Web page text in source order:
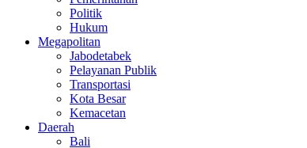
Politik
Hukum
Megapolitan
Jabodetabek
Pelayanan Publik
Transportasi
Kota Besar
Kemacetan
Daerah
Bali